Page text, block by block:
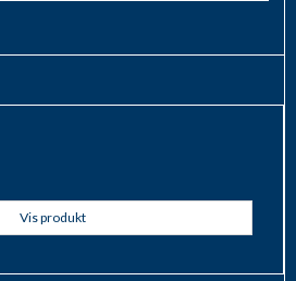
Vis produkt